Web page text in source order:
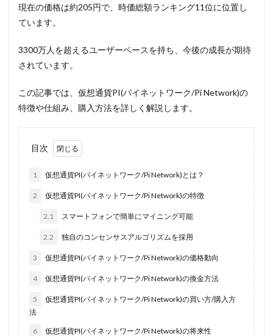
現在の価格は約205円で、時価総額ランキング11位に位置し
ています。
3300万人を超えるユーザーベースを持ち、今後の成長が期待
されています。
この記事では、仮想通貨PI(パイネットワーク/Pi Network)の
特徴や仕組み、購入方法を詳しく解説します。
目次
1 仮想通貨PI(パイネットワーク/Pi Network)とは？
2 仮想通貨PI(パイネットワーク/Pi Network)の特徴
2.1 スマートフォンで簡単にマイニング可能
2.2 独自のコンセンサスアルゴリズムを採用
3 仮想通貨PI(パイネットワーク/Pi Network)の価格動向
4 仮想通貨PI(パイネットワーク/Pi Network)の換金方法
5
仮想通貨PI(パイネットワーク/Pi Network)の買い方/購入方
法
6 仮想通貨PI(パイネットワーク/Pi Network)の将来性